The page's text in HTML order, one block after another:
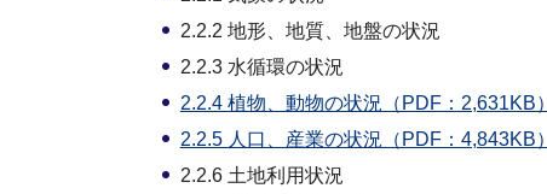
2.2.2 地形、地質、地盤の状況
2.2.3 水循環の状況
2.2.4 植物、動物の状況（PDF：2,631KB）
2.2.5 人口、産業の状況（PDF：4,843KB）
2.2.6 土地利用状況